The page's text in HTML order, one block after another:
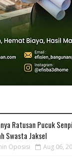
Ratusan Pucuk
Swasta Jaksel
Oposisi Aug 06,